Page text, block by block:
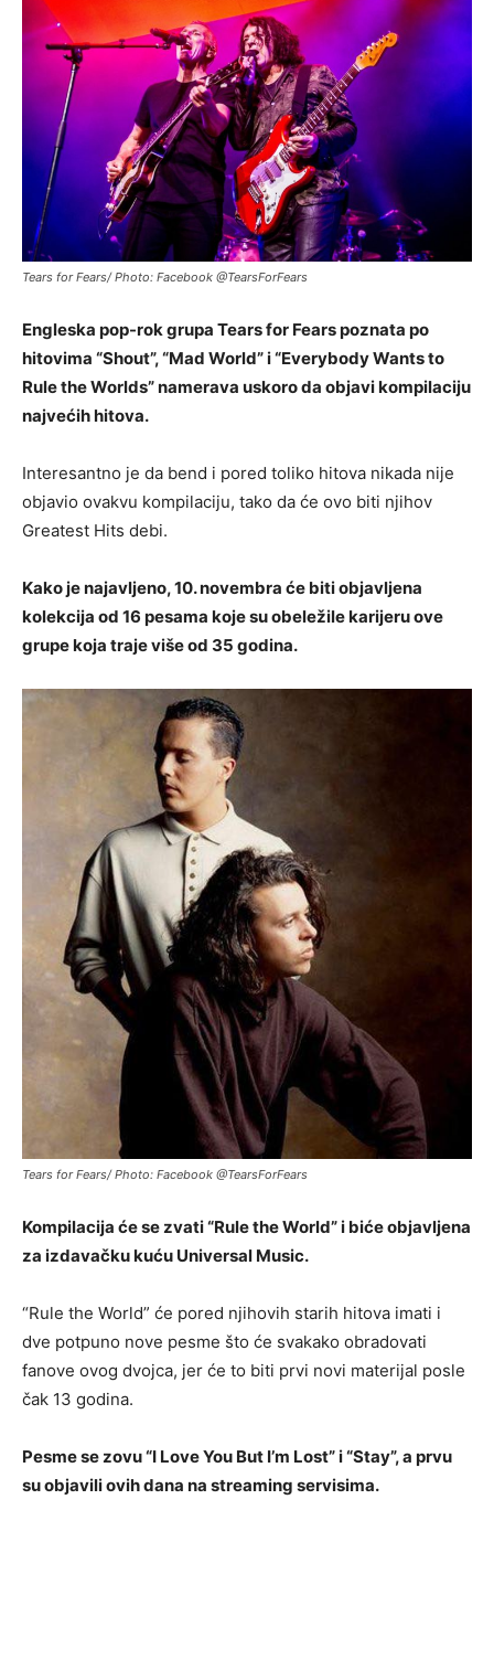
Tears for Fears/ Photo: Facebook @TearsForFears
Engleska pop-rok grupa Tears for Fears poznata po
hitovima “Shout”, “Mad World” i “Everybody Wants to
Rule the Worlds” namerava uskoro da objavi kompilaciju
najvećih hitova.
Interesantno je da bend i pored toliko hitova nikada nije
objavio ovakvu kompilaciju, tako da će ovo biti njihov
Greatest Hits debi.
Kako je najavljeno, 10. novembra će biti objavljena
kolekcija od 16 pesama koje su obeležile karijeru ove
grupe koja traje više od 35 godina.
Tears for Fears/ Photo: Facebook @TearsForFears
Kompilacija će se zvati “Rule the World” i biće objavljena
za izdavačku kuću Universal Music.
“Rule the World” će pored njihovih starih hitova imati i
dve potpuno nove pesme što će svakako obradovati
fanove ovog dvojca, jer će to biti prvi novi materijal posle
čak 13 godina.
Pesme se zovu “I Love You But I’m Lost” i “Stay”, a prvu
su objavili ovih dana na streaming servisima.